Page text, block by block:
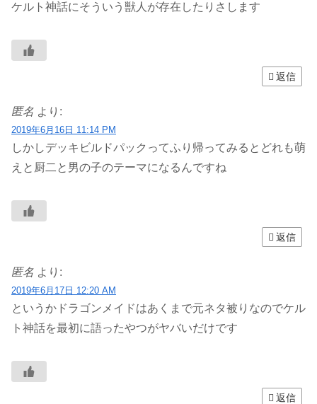
ケルト神話にそういう獣人が存在したりさします
返信
匿名 より:
2019年6月16日 11:14 PM
しかしデッキビルドパックってふり帰ってみるとどれも萌
えと厨二と男の子のテーマになるんですね
返信
匿名 より:
2019年6月17日 12:20 AM
というかドラゴンメイドはあくまで元ネタ被りなのでケル
ト神話を最初に語ったやつがヤバいだけです
返信